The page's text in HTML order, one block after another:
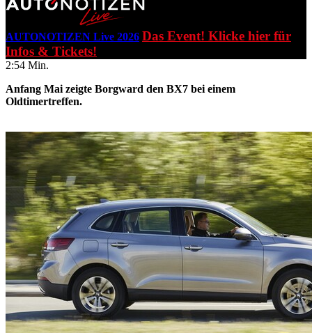
AUTONOTIZEN Live 2026 Das Event! Klicke hier für
Infos & Tickets!
2:54 Min.
Anfang Mai zeigte Borgward den BX7 bei einem
Oldtimertreffen.